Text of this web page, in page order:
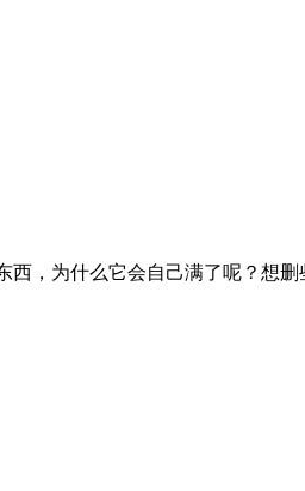
，为什么它会自己满了呢？想删